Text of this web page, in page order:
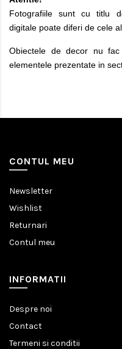
Fotografiile sunt cu titlu
digitale poate diferi de cele
Obiectele de decor nu
elementele prezentate in
CONTUL MEU
Newsletter
Wishlist
Returnari
Contul meu
INFORMATII
Despre noi
Contact
Termeni si conditii